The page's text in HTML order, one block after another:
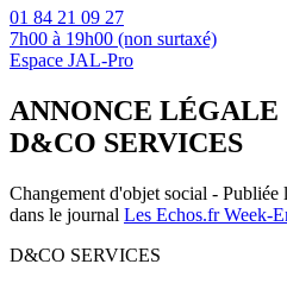
01 84 21 09 27
7h00 à 19h00 (non surtaxé)
Espace JAL-Pro
ANNONCE LÉGALE
D&CO SERVICES
Changement d'objet social - Publiée
dans le journal Les Echos.fr Week-
D&CO SERVICES